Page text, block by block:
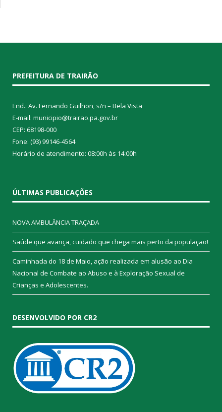
PREFEITURA DE TRAIRÃO
End.: Av. Fernando Guilhon, s/n – Bela Vista
E-mail: municipio@trairao.pa.gov.br
CEP: 68198-000
Fone: (93) 99146-4564
Horário de atendimento: 08:00h às 14:00h
ÚLTIMAS PUBLICAÇÕES
NOVA AMBULÂNCIA TRAÇADA
Saúde que avança, cuidado que chega mais perto da população!
Caminhada do 18 de Maio, ação realizada em alusão ao Dia
Nacional de Combate ao Abuso e à Exploração Sexual de
Crianças e Adolescentes.
DESENVOLVIDO POR CR2